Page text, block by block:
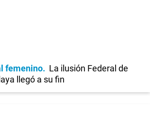
femenino
La ilusión Federal de
llegó a su fin